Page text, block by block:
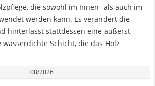
die sowohl im Innen- als auch im
werden kann. Es verändert die
hinterlässt stattdessen eine äußerst
Schicht, die das Holz
08/2026